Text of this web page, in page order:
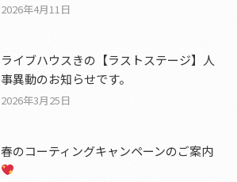
2026年4月11日
ライブハウスきの【ラストステージ】人
事異動のお知らせです。
2026年3月25日
春のコーティングキャンペーンのご案内